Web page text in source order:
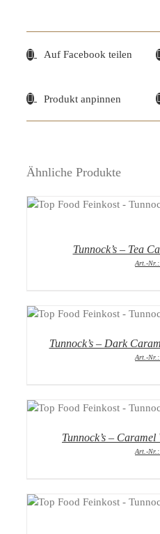
Auf Facebook teilen
Produkt anpinnen
Ähnliche Produkte
Tunnock’s – Tea
Art.-
Tunnock’s – Dark
Art.-
Tunnock’s –
Art.-